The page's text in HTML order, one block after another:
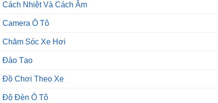
Cách Nhiệt Và Cách Âm
Camera Ô Tô
Chăm Sóc Xe Hơi
Đào Tạo
Đồ Chơi Theo Xe
Độ Đèn Ô Tô